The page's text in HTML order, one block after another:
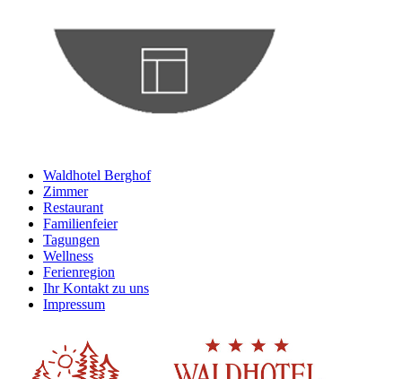
Waldhotel Berghof
Zimmer
Restaurant
Familienfeier
Tagungen
Wellness
Ferienregion
Ihr Kontakt zu uns
Impressum